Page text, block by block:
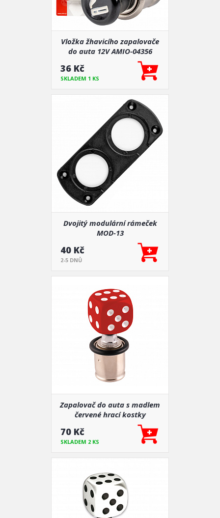
Vložka žhavicího zapalovače
do auta 12V AMIO-04356
36 Kč
SKLADEM 1 KS
Dvojitý modulární rámeček
MOD-13
40 Kč
2-5 DNŮ
Zapalovač do auta s madlem
červené hrací kostky
70 Kč
SKLADEM 2 KS